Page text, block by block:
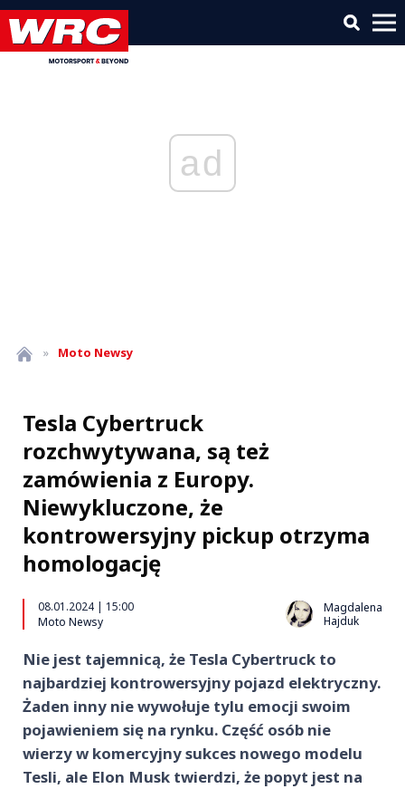
ad
» Moto Newsy
Tesla Cybertruck
rozchwytywana, są też
zamówienia z Europy.
Niewykluczone, że
kontrowersyjny pickup otrzyma
homologację
08.01.2024 | 15:00
Moto Newsy
Magdalena
Hajduk
Nie jest tajemnicą, że Tesla Cybertruck to
najbardziej kontrowersyjny pojazd elektryczny.
Żaden inny nie wywołuje tylu emocji swoim
pojawieniem się na rynku. Część osób nie
wierzy w komercyjny sukces nowego modelu
Tesli, ale Elon Musk twierdzi, że popyt jest na